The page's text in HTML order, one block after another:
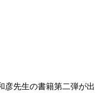
彦先生の書籍第二弾が出